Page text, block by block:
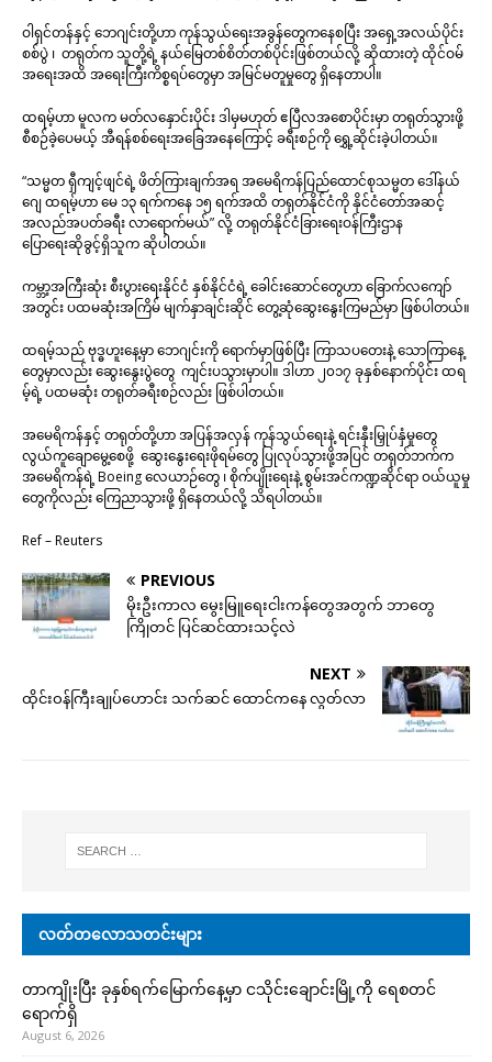
ဝါရှင်တန်နှင့် ဘေဂျင်းတို့ဟာ ကုန်သွယ်ရေးအခွန်တွေကနေစပြီး အရှေ့အလယ်ပိုင်း
စစ်ပွဲ ၊ တရုတ်က သူတို့ရဲ့ နယ်မြေတစ်စိတ်တစ်ပိုင်းဖြစ်တယ်လို့ ဆိုထားတဲ့ ထိုင်ဝမ်
အရေးအထိ အရေးကြီးကိစ္စရပ်တွေမှာ အမြင်မတူမှုတွေ ရှိနေတာပါ။
ထရမ့်ဟာ မူလက မတ်လနှောင်းပိုင်း ဒါမှမဟုတ် ဧပြီလအစောပိုင်းမှာ တရုတ်သွားဖို့
စီစဉ်ခဲ့ပေမယ့် အီရန်စစ်ရေးအခြေအနေကြောင့် ခရီးစဉ်ကို ရွှေ့ဆိုင်းခဲ့ပါတယ်။
“သမ္မတ ရှီကျင့်ဖျင်ရဲ့ ဖိတ်ကြားချက်အရ အမေရိကန်ပြည်ထောင်စုသမ္မတ ဒေါ်နယ်
ဂျေ ထရမ့်ဟာ မေ ၁၃ ရက်ကနေ ၁၅ ရက်အထိ တရုတ်နိုင်ငံကို နိုင်ငံတော်အဆင့်
အလည်အပတ်ခရီး လာရောက်မယ်” လို့ တရုတ်နိုင်ငံခြားရေးဝန်ကြီးဌာန
ပြောရေးဆိုခွင့်ရှိသူက ဆိုပါတယ်။
ကမ္ဘာ့အကြီးဆုံး စီးပွားရေးနိုင်ငံ နှစ်နိုင်ငံရဲ့ ခေါင်းဆောင်တွေဟာ ခြောက်လကျော်
အတွင်း ပထမဆုံးအကြိမ် မျက်နှာချင်းဆိုင် တွေ့ဆုံဆွေးနွေးကြမည်မှာ ဖြစ်ပါတယ်။
ထရမ့်သည် ဗုဒ္ဓဟူးနေ့မှာ ဘေဂျင်းကို ရောက်မှာဖြစ်ပြီး ကြာသပတေးနဲ့ သောကြာနေ့
တွေမှာလည်း ဆွေးနွေးပွဲတွေ ကျင်းပသွားမှာပါ။ ဒါဟာ ၂၀၁၇ ခုနှစ်နောက်ပိုင်း ထရ
မ့်ရဲ့ ပထမဆုံး တရုတ်ခရီးစဉ်လည်း ဖြစ်ပါတယ်။
အမေရိကန်နှင့် တရုတ်တို့ဟာ အပြန်အလှန် ကုန်သွယ်ရေးနဲ့ ရင်းနှီးမြှုပ်နှံမှုတွေ
လွယ်ကူချောမွေ့စေဖို့ ဆွေးနွေးရေးဖိုရမ်တွေ ပြုလုပ်သွားဖို့အပြင် တရုတ်ဘက်က
အမေရိကန်ရဲ့ Boeing လေယာဉ်တွေ ၊ စိုက်ပျိုးရေးနဲ့ စွမ်းအင်ကဏ္ဍဆိုင်ရာ ဝယ်ယူမှု
တွေကိုလည်း ကြေညာသွားဖို့ ရှိနေတယ်လို့ သိရပါတယ်။
Ref – Reuters
PREVIOUS
မိုးဦးကာလ မွေးမြူရေးငါးကန်တွေအတွက် ဘာတွေ
ကြိုတင် ပြင်ဆင်ထားသင့်လဲ
NEXT
ထိုင်းဝန်ကြီးချုပ်ဟောင်း သက်ဆင် ထောင်ကနေ လွတ်လာ
လတ်တလောသတင်းများ
တာကျိုးပြီး ခုနှစ်ရက်မြောက်နေ့မှာ ငသိုင်းချောင်းမြို့ကို ရေစတင်
ရောက်ရှိ
August 6, 2026